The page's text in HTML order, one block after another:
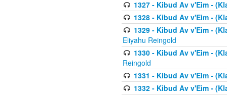
1327 - Kibud Av v'Eim -
1328 - Kibud Av v'Eim -
1329 - Kibud Av v'Eim -
Eliyahu Reingold
1330 - Kibud Av v'Eim -
Reingold
1331 - Kibud Av v'Eim -
1332 - Kibud Av v'Eim -